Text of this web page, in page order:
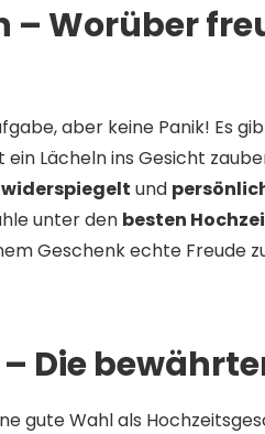
– Worüber
aber keine Panik! Es
Lächeln ins Gesicht
und
unter den besten
Geschenk echte Freude
Die
gute Wahl als